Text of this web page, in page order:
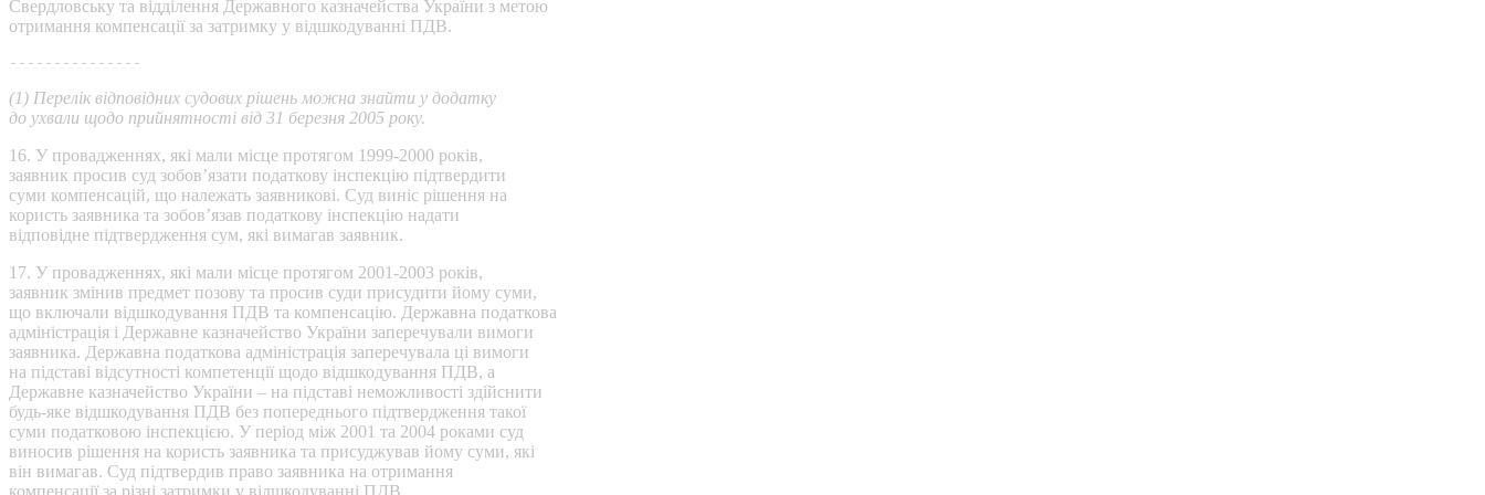
Свердловську та відділення Державного казначейства України з метою
отримання компенсації за затримку у відшкодуванні ПДВ.
---------------
(1) Перелік відповідних судових рішень можна знайти у додатку
до ухвали щодо прийнятності від 31 березня 2005 року.
16. У провадженнях, які мали місце протягом 1999-2000 років,
заявник просив суд зобов’язати податкову інспекцію підтвердити
суми компенсацій, що належать заявникові. Суд виніс рішення на
користь заявника та зобов’язав податкову інспекцію надати
відповідне підтвердження сум, які вимагав заявник.
17. У провадженнях, які мали місце протягом 2001-2003 років,
заявник змінив предмет позову та просив суди присудити йому суми,
що включали відшкодування ПДВ та компенсацію. Державна податкова
адміністрація і Державне казначейство України заперечували вимоги
заявника. Державна податкова адміністрація заперечувала ці вимоги
на підставі відсутності компетенції щодо відшкодування ПДВ, а
Державне казначейство України – на підставі неможливості здійснити
будь-яке відшкодування ПДВ без попереднього підтвердження такої
суми податковою інспекцією. У період між 2001 та 2004 роками суд
виносив рішення на користь заявника та присуджував йому суми, які
він вимагав. Суд підтвердив право заявника на отримання
компенсації за різні затримки у відшкодуванні ПДВ.